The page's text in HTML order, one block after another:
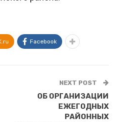
Facebook
NEXT POST
ОБ ОРГАНИЗАЦИИ
ЕЖЕГОДНЫХ
РАЙОННЫХ